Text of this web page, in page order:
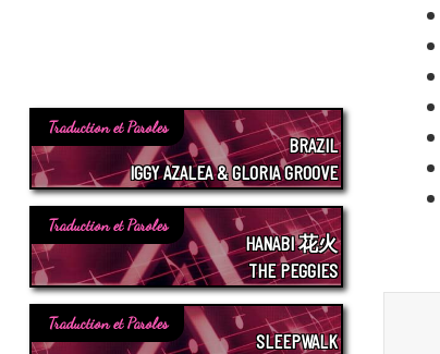
Traduction et Paroles
BRAZIL
IGGY AZALEA & GLORIA GROOVE
Traduction et Paroles
HANABI 花火
THE PEGGIES
Traduction et Paroles
SLEEPWALK